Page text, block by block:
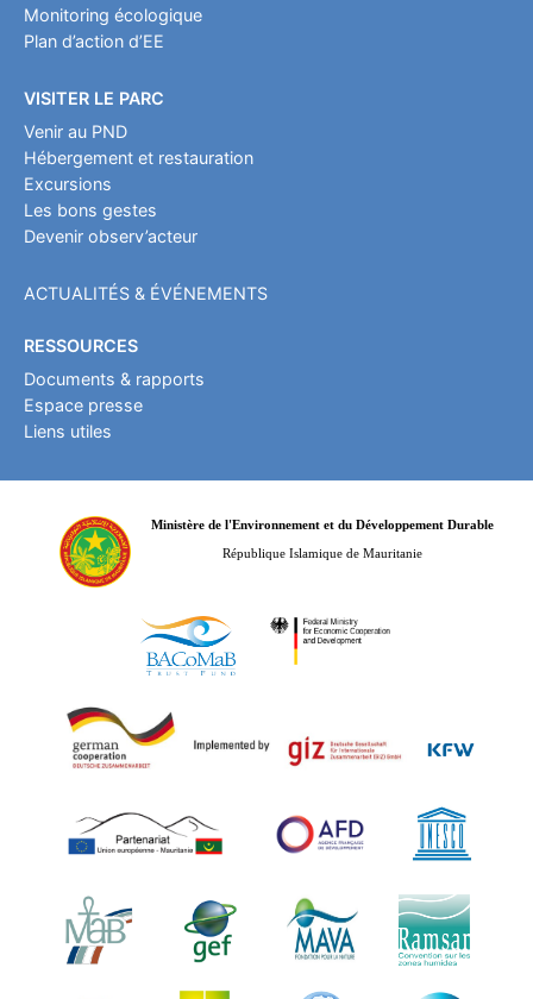
Monitoring écologique
Plan d’action d’EE
VISITER LE PARC
Venir au PND
Hébergement et restauration
Excursions
Les bons gestes
Devenir observ’acteur
ACTUALITÉS & ÉVÉNEMENTS
RESSOURCES
Documents & rapports
Espace presse
Liens utiles
Ministère de l'Environnement et du Développement Durable
République Islamique de Mauritanie